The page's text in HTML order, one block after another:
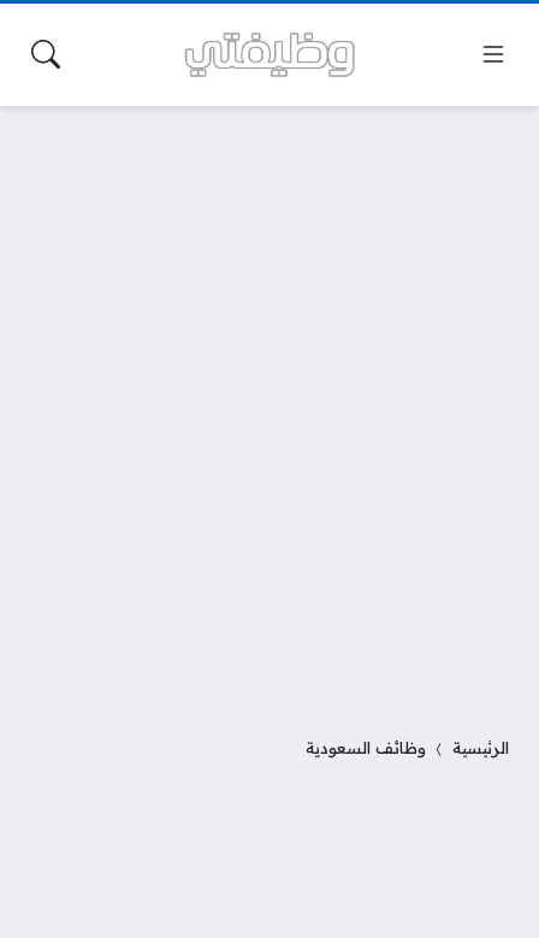
الرئيسية وظائف السعودية